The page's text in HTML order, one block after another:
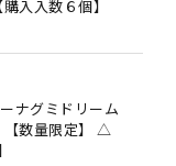
入入数６個】
ナグミドリーム
【数量限定】 △